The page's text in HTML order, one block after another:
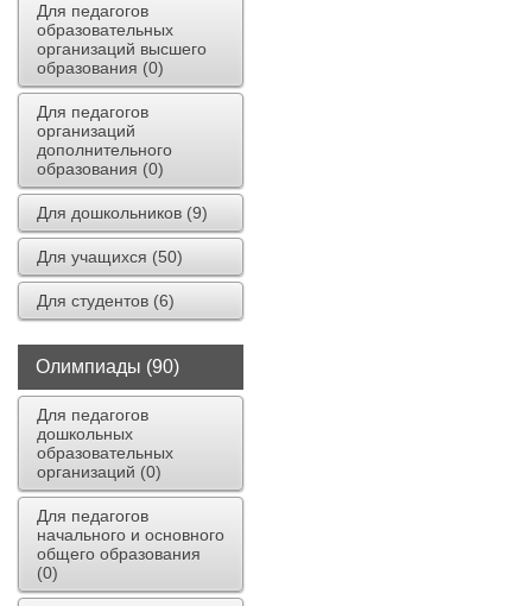
Для педагогов
образовательных
организаций высшего
образования (0)
Для педагогов
организаций
дополнительного
образования (0)
Для дошкольников (9)
Для учащихся (50)
Для студентов (6)
Олимпиады (90)
Для педагогов
дошкольных
образовательных
организаций (0)
Для педагогов
начального и основного
общего образования
(0)